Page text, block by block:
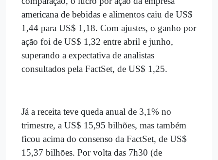
americana de bebidas e alimentos caiu de US$
1,44 para US$ 1,18. Com ajustes, o ganho por
ação foi de US$ 1,32 entre abril e junho,
superando a expectativa de analistas
consultados pela FactSet, de US$ 1,25.
Já a receita teve queda anual de 3,1% no
trimestre, a US$ 15,95 bilhões, mas também
ficou acima do consenso da FactSet, de US$
15,37 bilhões. Por volta das 7h30 (de